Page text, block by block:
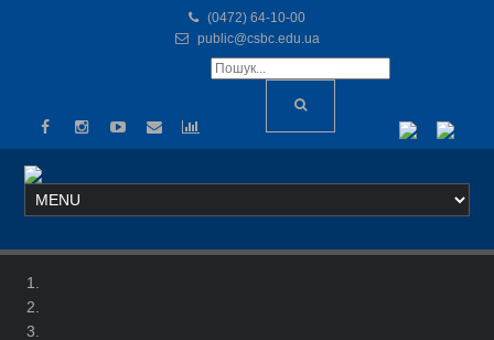
(0472) 64-10-00
public@csbc.edu.ua